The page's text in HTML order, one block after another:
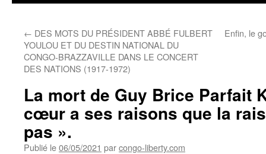
← DES MOTS DU PRÉSIDENT ABBÉ FULBERT
YOULOU ET DU DESTIN NATIONAL DU
CONGO-BRAZZAVILLE DANS LE CONCERT
DES NATIONS (1917-1972)
Enfin, le
La mort de Guy Brice Parfait
cœur a ses raisons que la
pas ».
Publié le06/05/2021 parcongo-liberty.com